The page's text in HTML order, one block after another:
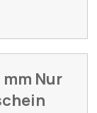
mm Nur